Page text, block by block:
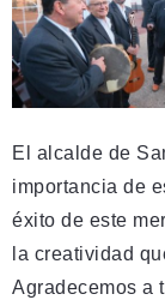
El alcalde de
importancia de
éxito de este
la creatividad
Agradecemos a